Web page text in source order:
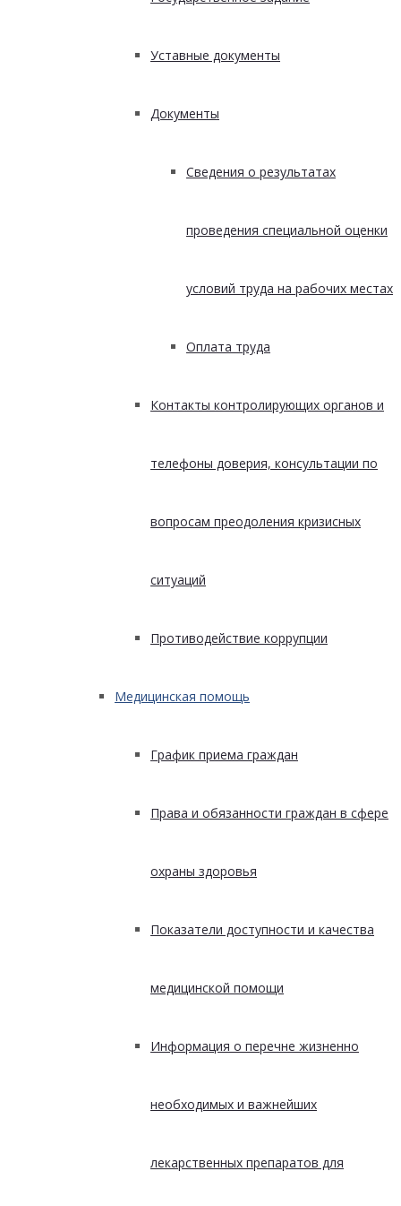
Уставные документы
Документы
Сведения о результатах
проведения специальной оценки
условий труда на рабочих местах
Оплата труда
Контакты контролирующих органов и
телефоны доверия, консультации по
вопросам преодоления кризисных
ситуаций
Противодействие коррупции
Медицинская помощь
График приема граждан
Права и обязанности граждан в сфере
охраны здоровья
Показатели доступности и качества
медицинской помощи
Информация о перечне жизненно
необходимых и важнейших
лекарственных препаратов для